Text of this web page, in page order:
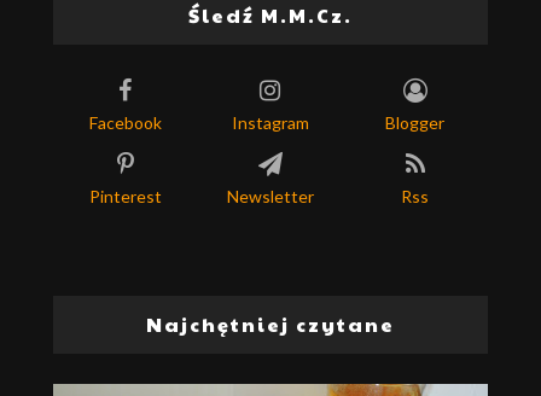
Śledź M.M.Cz.
Facebook Instagram Blogger
Pinterest Newsletter Rss
Najchętniej czytane